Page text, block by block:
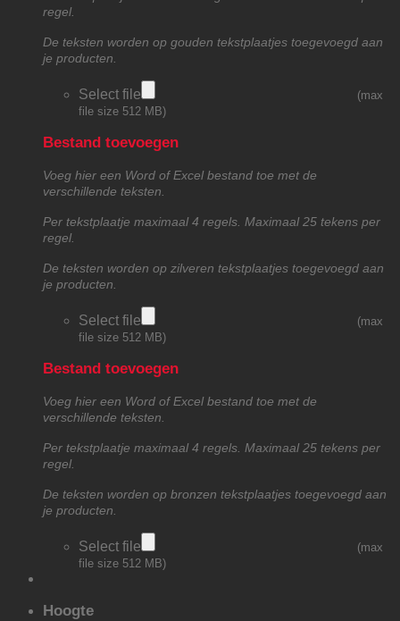
regel.
De teksten worden op gouden tekstplaatjes toegevoegd aan
je producten.
Select file
(max
file size 512 MB)
Bestand toevoegen
Voeg hier een Word of Excel bestand toe met de
verschillende teksten.
Per tekstplaatje maximaal 4 regels. Maximaal 25 tekens per
regel.
De teksten worden op zilveren tekstplaatjes toegevoegd aan
je producten.
Select file
(max
file size 512 MB)
Bestand toevoegen
Voeg hier een Word of Excel bestand toe met de
verschillende teksten.
Per tekstplaatje maximaal 4 regels. Maximaal 25 tekens per
regel.
De teksten worden op bronzen tekstplaatjes toegevoegd aan
je producten.
Select file
(max
file size 512 MB)
Hoogte